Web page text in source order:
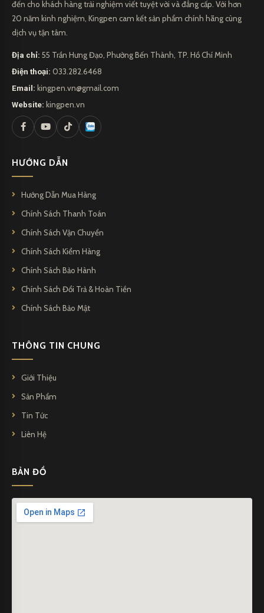
đến cho khách hàng trải nghiệm viết tuyệt vời và đẳng cấp. Với hơn
20 năm kinh nghiệm, Kingpen cam kết sản phẩm chính hãng cùng
dịch vụ tận tâm.
Địa chỉ: 55 Trần Hưng Đạo, Phường Bến Thành, TP. Hồ Chí Minh
Điện thoại: 033.282.6468
Email: kingpen.vn@gmail.com
Website: kingpen.vn
HƯỚNG DẪN
Hướng Dẫn Mua Hàng
Chính Sách Thanh Toán
Chính Sách Vận Chuyển
Chính Sách Kiểm Hàng
Chính Sách Bảo Hành
Chính Sách Đổi Trả & Hoàn Tiền
Chính Sách Bảo Mật
THÔNG TIN CHUNG
Giới Thiệu
Sản Phẩm
Tin Tức
Liên Hệ
BẢN ĐỒ